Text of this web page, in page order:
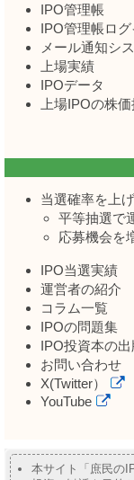
IPO管理帳
IPO管理帳ロ
メール通知シ
上場実績
IPOデータ
上場IPOの株
当選確率を上
平等抽選で
応募機会を
IPO当選実績
運営者の紹介
コラム一覧
IPOの問題集
IPO投資本の出
お問い合わせ
X(Twitter）
YouTube
本サイト「庶民の